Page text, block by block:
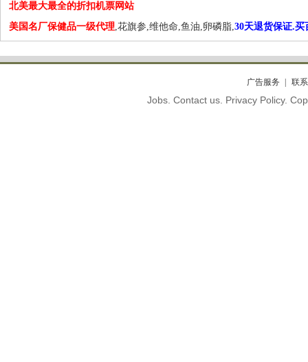
北美最大最全的折扣机票网站
美国名厂保健品一级代理,花旗参,维他命,鱼油,卵磷脂,30天退货保证.买
广告服务 联
Jobs. Contact us. Privacy Policy.